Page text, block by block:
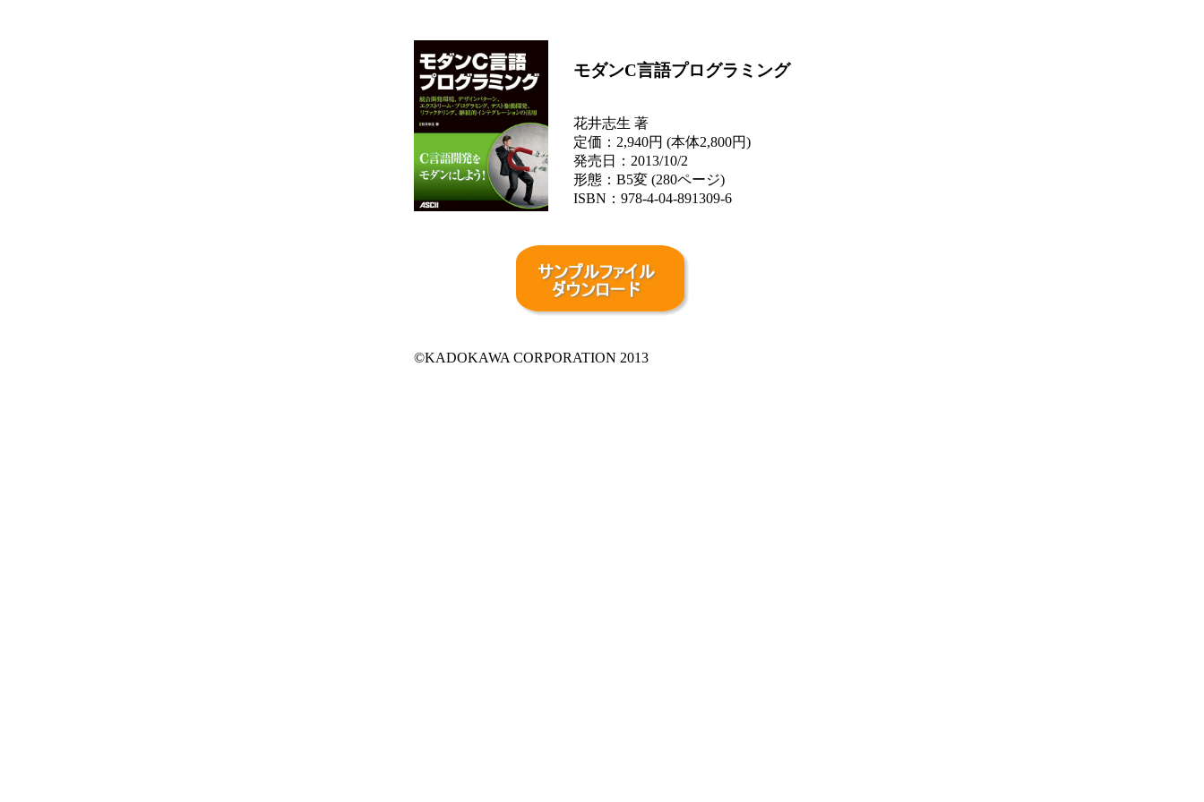
モダンC言語プログラミング
花井志生 著
定価：2,940円 (本体2,800円)
発売日：2013/10/2
形態：B5変 (280ページ)
ISBN：978-4-04-891309-6
©KADOKAWA CORPORATION 2013